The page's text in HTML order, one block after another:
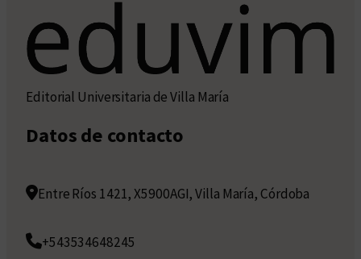
Editorial Universitaria de Villa María
Datos de contacto
Entre Ríos 1421, X5900AGI, Villa María, Córdoba
+543534648245